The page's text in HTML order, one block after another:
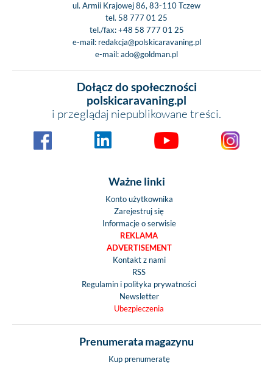
ul. Armii Krajowej 86, 83-110 Tczew
tel. 58 777 01 25
tel./fax:+48 58 777 01 25
e-mail: redakcja@polskicaravaning.pl
e-mail:ado@goldman.pl
Dołącz do społeczności
polskicaravaning.pl
i przeglądaj niepublikowane treści.
Ważne linki
Konto użytkownika
Zarejestruj się
Informacje o serwisie
REKLAMA
ADVERTISEMENT
Kontakt z nami
RSS
Regulamin i polityka prywatności
Newsletter
Ubezpieczenia
Prenumerata magazynu
Kup prenumeratę